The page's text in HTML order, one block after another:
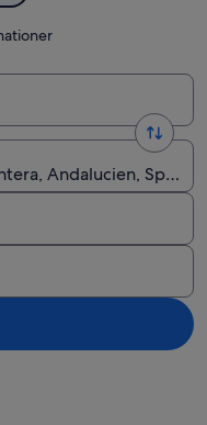
Andalucien, Spanien